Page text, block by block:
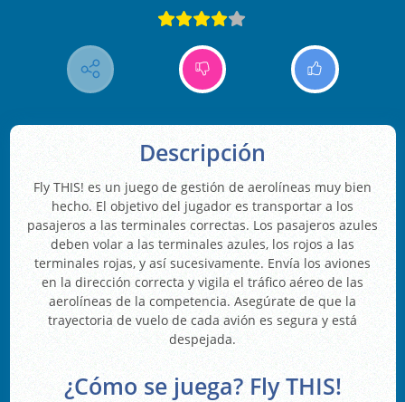
Descripción
Fly THIS! es un juego de gestión de aerolíneas muy bien
hecho. El objetivo del jugador es transportar a los
pasajeros a las terminales correctas. Los pasajeros azules
deben volar a las terminales azules, los rojos a las
terminales rojas, y así sucesivamente. Envía los aviones
en la dirección correcta y vigila el tráfico aéreo de las
aerolíneas de la competencia. Asegúrate de que la
trayectoria de vuelo de cada avión es segura y está
despejada.
¿Cómo se juega? Fly THIS!